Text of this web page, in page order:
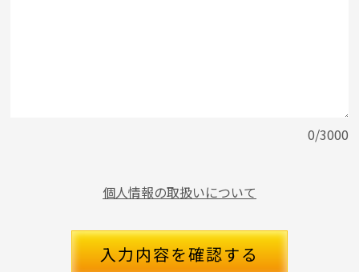
0/3000
個人情報の取扱いについて